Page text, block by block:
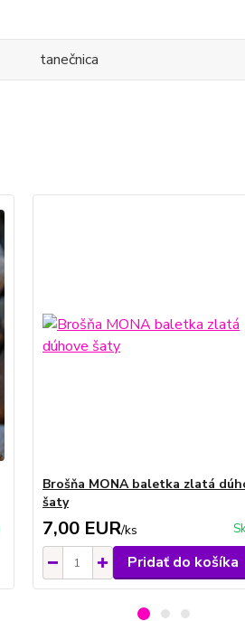
tanečnica
Brošňa MONA baletka zlatá
šaty
7,00 EUR/ks
Pridať do košíka